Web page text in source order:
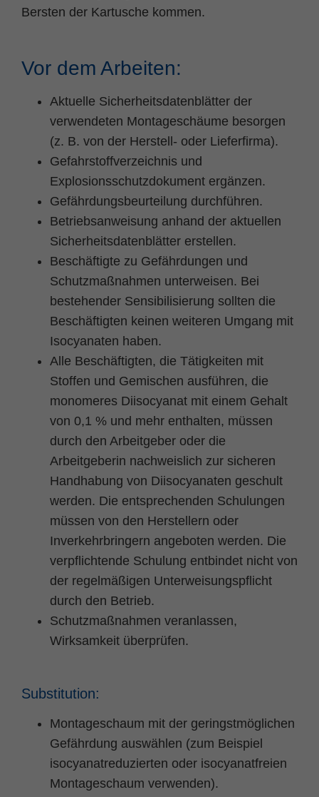
Bersten der Kartusche kommen.
Vor dem Arbeiten:
Aktuelle Sicherheitsdatenblätter der
verwendeten Montageschäume besorgen
(z. B. von der Herstell- oder Lieferfirma).
Gefahrstoffverzeichnis und
Explosionsschutzdokument ergänzen.
Gefährdungsbeurteilung durchführen.
Betriebsanweisung anhand der aktuellen
Sicherheitsdatenblätter erstellen.
Beschäftigte zu Gefährdungen und
Schutzmaßnahmen unterweisen. Bei
bestehender Sensibilisierung sollten die
Beschäftigten keinen weiteren Umgang mit
Isocyanaten haben.
Alle Beschäftigten, die Tätigkeiten mit
Stoffen und Gemischen ausführen, die
monomeres Diisocyanat mit einem Gehalt
von 0,1 % und mehr enthalten, müssen
durch den Arbeitgeber oder die
Arbeitgeberin nachweislich zur sicheren
Handhabung von Diisocyanaten geschult
werden. Die entsprechenden Schulungen
müssen von den Herstellern oder
Inverkehrbringern angeboten werden. Die
verpflichtende Schulung entbindet nicht von
der regelmäßigen Unterweisungspflicht
durch den Betrieb.
Schutzmaßnahmen veranlassen,
Wirksamkeit überprüfen.
Substitution:
Montageschaum mit der geringstmöglichen
Gefährdung auswählen (zum Beispiel
isocyanatreduzierten oder isocyanatfreien
Montageschaum verwenden).